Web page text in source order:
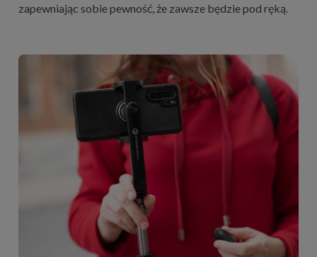
zapewniając sobie pewność, że zawsze będzie pod ręką.